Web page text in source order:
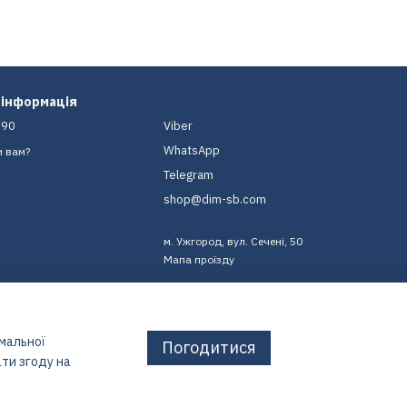
вам?
Viber
WhatsApp
Telegram
shop@dim-sb.com
м. Ужгород, вул. Сечені, 50
Мапа проїзду
згоду на
Погодитися